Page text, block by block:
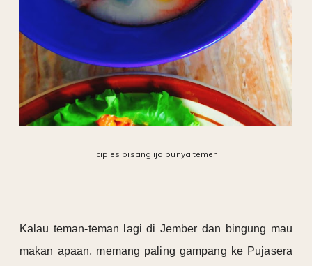
Icip es pisang ijo punya temen
Kalau teman-teman lagi di Jember dan bingung mau
makan apaan, memang paling gampang ke Pujasera